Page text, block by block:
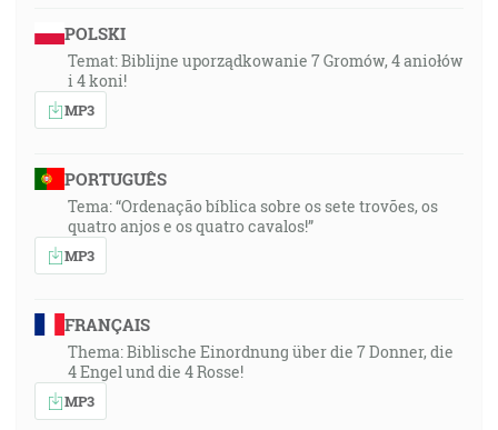
POLSKI
Temat: Biblijne uporządkowanie 7 Gromów, 4 aniołów
i 4 koni!
MP3
PORTUGUÊS
Tema: “Ordenação bíblica sobre os sete trovões, os
quatro anjos e os quatro cavalos!”
MP3
FRANÇAIS
Thema: Biblische Einordnung über die 7 Donner, die
4 Engel und die 4 Rosse!
MP3